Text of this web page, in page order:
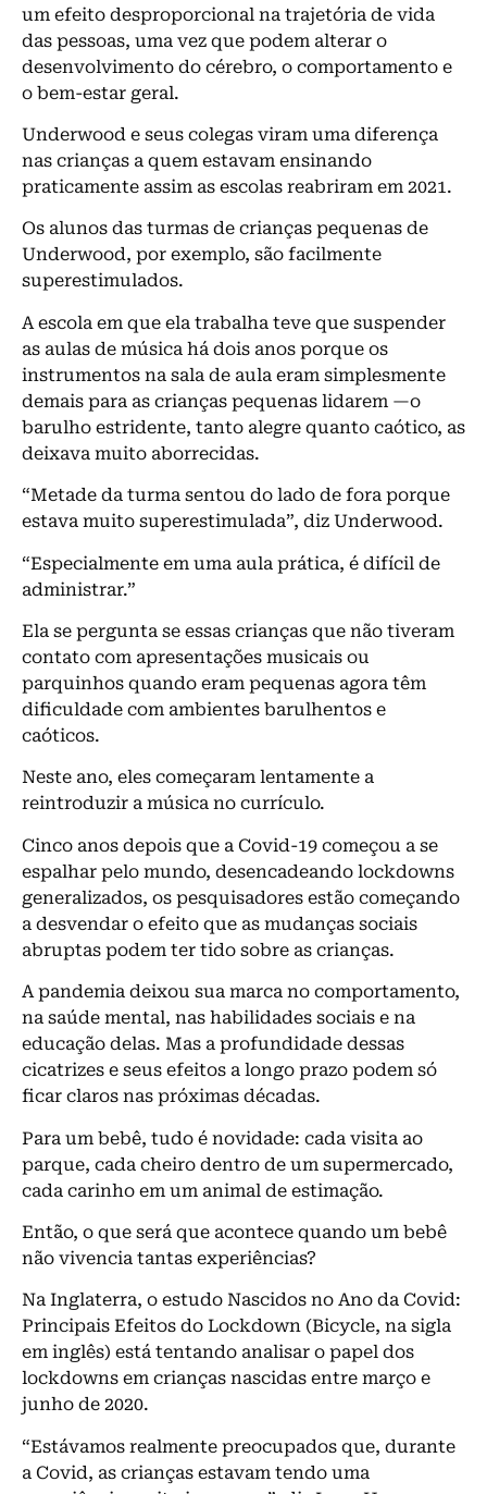
um efeito desproporcional na trajetória de vida
das pessoas, uma vez que podem alterar o
desenvolvimento do cérebro, o comportamento e
o bem-estar geral.
Underwood e seus colegas viram uma diferença
nas crianças a quem estavam ensinando
praticamente assim as escolas reabriram em 2021.
Os alunos das turmas de crianças pequenas de
Underwood, por exemplo, são facilmente
superestimulados.
A escola em que ela trabalha teve que suspender
as aulas de música há dois anos porque os
instrumentos na sala de aula eram simplesmente
demais para as crianças pequenas lidarem —o
barulho estridente, tanto alegre quanto caótico, as
deixava muito aborrecidas.
“Metade da turma sentou do lado de fora porque
estava muito superestimulada”, diz Underwood.
“Especialmente em uma aula prática, é difícil de
administrar.”
Ela se pergunta se essas crianças que não tiveram
contato com apresentações musicais ou
parquinhos quando eram pequenas agora têm
dificuldade com ambientes barulhentos e
caóticos.
Neste ano, eles começaram lentamente a
reintroduzir a música no currículo.
Cinco anos depois que a Covid-19 começou a se
espalhar pelo mundo, desencadeando lockdowns
generalizados, os pesquisadores estão começando
a desvendar o efeito que as mudanças sociais
abruptas podem ter tido sobre as crianças.
A pandemia deixou sua marca no comportamento,
na saúde mental, nas habilidades sociais e na
educação delas. Mas a profundidade dessas
cicatrizes e seus efeitos a longo prazo podem só
ficar claros nas próximas décadas.
Para um bebê, tudo é novidade: cada visita ao
parque, cada cheiro dentro de um supermercado,
cada carinho em um animal de estimação.
Então, o que será que acontece quando um bebê
não vivencia tantas experiências?
Na Inglaterra, o estudo Nascidos no Ano da Covid:
Principais Efeitos do Lockdown (Bicycle, na sigla
em inglês) está tentando analisar o papel dos
lockdowns em crianças nascidas entre março e
junho de 2020.
“Estávamos realmente preocupados que, durante
a Covid, as crianças estavam tendo uma